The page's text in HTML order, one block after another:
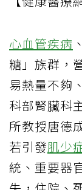
心血管疾病 、
糖」族群，
易熱量不夠
科部腎臟科
所教授唐德
若引發肌少
統、重要器